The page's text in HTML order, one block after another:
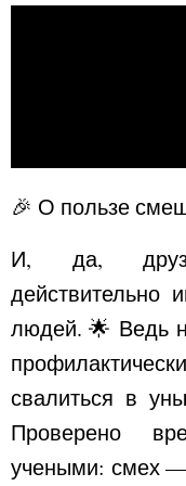
🎉 О пользе
И, да,
действительно
людей. 🌟 Ведь
свалиться в
Проверено
учеными: смех —